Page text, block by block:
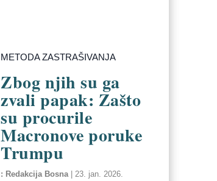
METODA ZASTRAŠIVANJA
Zbog njih su ga
zvali papak: Zašto
su procurile
Macronove poruke
Trumpu
Redakcija Bosna 23. jan. 2026.